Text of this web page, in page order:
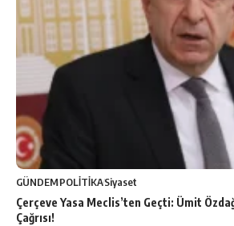
GÜNDEMPOLİTİKASiyaset
Çerçeve Yasa Meclis’ten Geçti: Ümit
Çağrısı!